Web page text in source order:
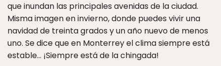
que inundan las principales avenidas de la ciudad.
Misma imagen en invierno, donde puedes vivir una
navidad de treinta grados y un año nuevo de menos
uno. Se dice que en Monterrey el clima siempre está
estable… ¡Siempre está de la chingada!